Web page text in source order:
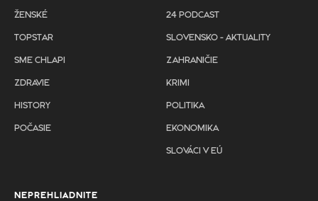
ŽENSKÉ
TOPSTAR
SME CHLAPI
ZDRAVIE
HISTORY
POČASIE
24 PODCAST
SLOVENSKO - AKTUALITY
ZAHRANIČIE
KRIMI
POLITIKA
EKONOMIKA
SLOVÁCI V EÚ
NEPREHLIADNITE